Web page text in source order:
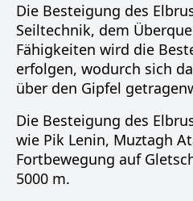
Die Besteigung des
Seiltechnik, dem
Fähigkeiten wird die
erfolgen, wodurch sich
über den Gipfel getragen
Die Besteigung des
wie Pik Lenin, Muztagh
Fortbewegung auf
5000 m.